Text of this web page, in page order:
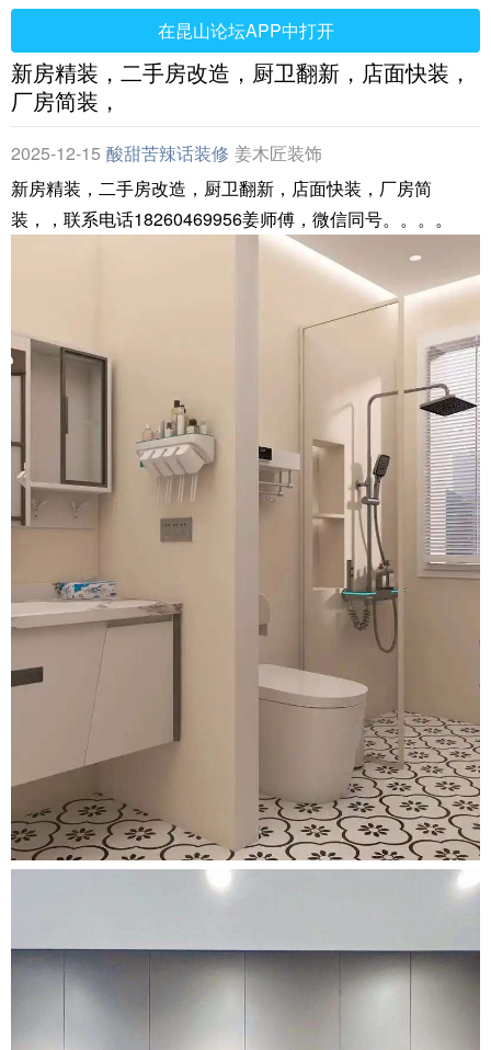
在昆山论坛APP中打开
新房精装，二手房改造，厨卫翻新，店面快装，
厂房简装，
2025-12-15 酸甜苦辣话装修 姜木匠装饰
新房精装，二手房改造，厨卫翻新，店面快装，厂房简
装，，联系电话18260469956姜师傅，微信同号。。。。